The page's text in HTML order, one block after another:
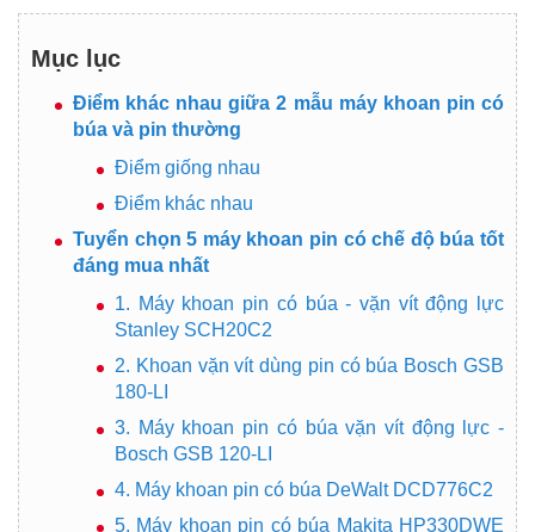
Mục lục
Điểm khác nhau giữa 2 mẫu máy khoan pin có
búa và pin thường
Điểm giống nhau
Điểm khác nhau
Tuyển chọn 5 máy khoan pin có chế độ búa tốt
đáng mua nhất
1. Máy khoan pin có búa - vặn vít động lực
Stanley SCH20C2
2. Khoan vặn vít dùng pin có búa Bosch GSB
180-LI
3. Máy khoan pin có búa vặn vít động lực -
Bosch GSB 120-LI
4. Máy khoan pin có búa DeWalt DCD776C2
5. Máy khoan pin có búa Makita HP330DWE